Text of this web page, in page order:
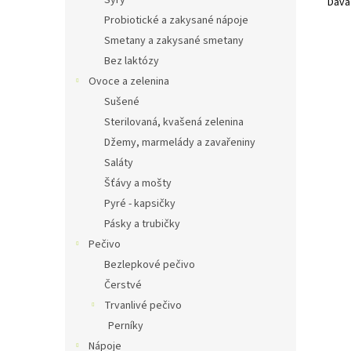
Probiotické a zakysané nápoje
Smetany a zakysané smetany
Bez laktózy
Ovoce a zelenina
Sušené
Sterilovaná, kvašená zelenina
Džemy, marmelády a zavařeniny
Saláty
Šťávy a mošty
Pyré - kapsičky
Pásky a trubičky
Pečivo
Bezlepkové pečivo
Čerstvé
Trvanlivé pečivo
Perníky
Nápoje